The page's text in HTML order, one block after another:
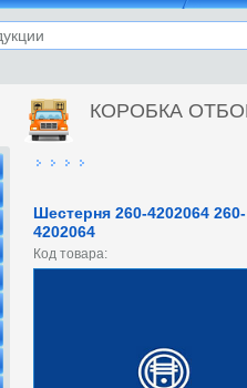
КОРОБКА
Шестерня 260-4202064 260-
4202064
Код товара: